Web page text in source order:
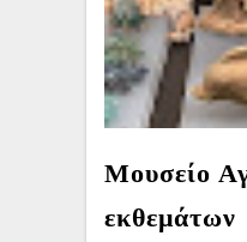
Μουσείο
εκθεμάτων